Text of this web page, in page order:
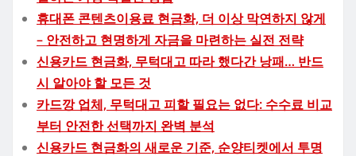
휴대폰 콘텐츠이용료 현금화, 더 이상 막연하지 않게
– 안전하고 현명하게 자금을 마련하는 실전 전략
신용카드 현금화, 무턱대고 따라 했다간 낭패… 반드
시 알아야 할 모든 것
카드깡 업체, 무턱대고 피할 필요는 없다: 수수료 비교
부터 안전한 선택까지 완벽 분석
신용카드 현금화의 새로운 기준, 순양티켓에서 투명